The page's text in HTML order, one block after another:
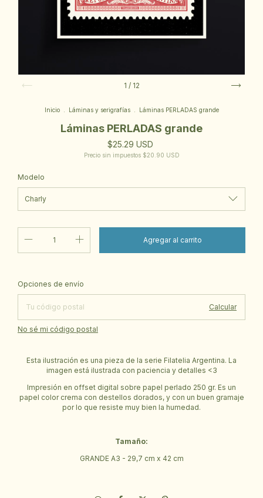
1 / 12
Inicio Láminas y serigrafías Láminas PERLADAS grande
Láminas PERLADAS grande
$25.29 USD
Precio sin impuestos $20.90 USD
Modelo
Entregas para el CP:
Opciones de envío
Calcular
No sé mi código postal
Esta ilustración es una pieza de la serie Filatelia Argentina. La
imagen está ilustrada con paciencia y detalles <3
Impresión en offset digital sobre papel perlado 250 gr. Es un
papel color crema con destellos dorados, y con un buen gramaje
por lo que resiste muy bien la humedad.
Tamaño:
GRANDE A3 - 29,7 cm x 42 cm